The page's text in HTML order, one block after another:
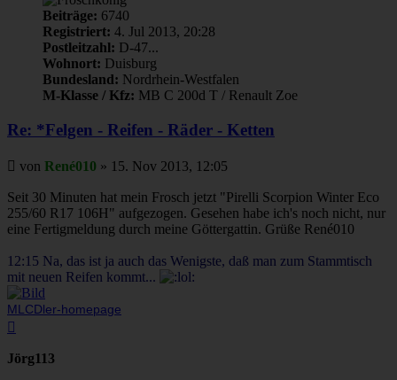
Beiträge: 6740
Registriert: 4. Jul 2013, 20:28
Postleitzahl: D-47...
Wohnort: Duisburg
Bundesland: Nordrhein-Westfalen
M-Klasse / Kfz: MB C 200d T / Renault Zoe
Re: *Felgen - Reifen - Räder - Ketten
Beitrag
von René010 » 15. Nov 2013, 12:05
Seit 30 Minuten hat mein Frosch jetzt "Pirelli Scorpion Winter Eco
255/60 R17 106H" aufgezogen. Gesehen habe ich's noch nicht, nur
eine Fertigmeldung durch meine Göttergattin. Grüße René010
12:15 Na, das ist ja auch das Wenigste, daß man zum Stammtisch
mit neuen Reifen kommt...
MLCDler-homepage
Jörg113